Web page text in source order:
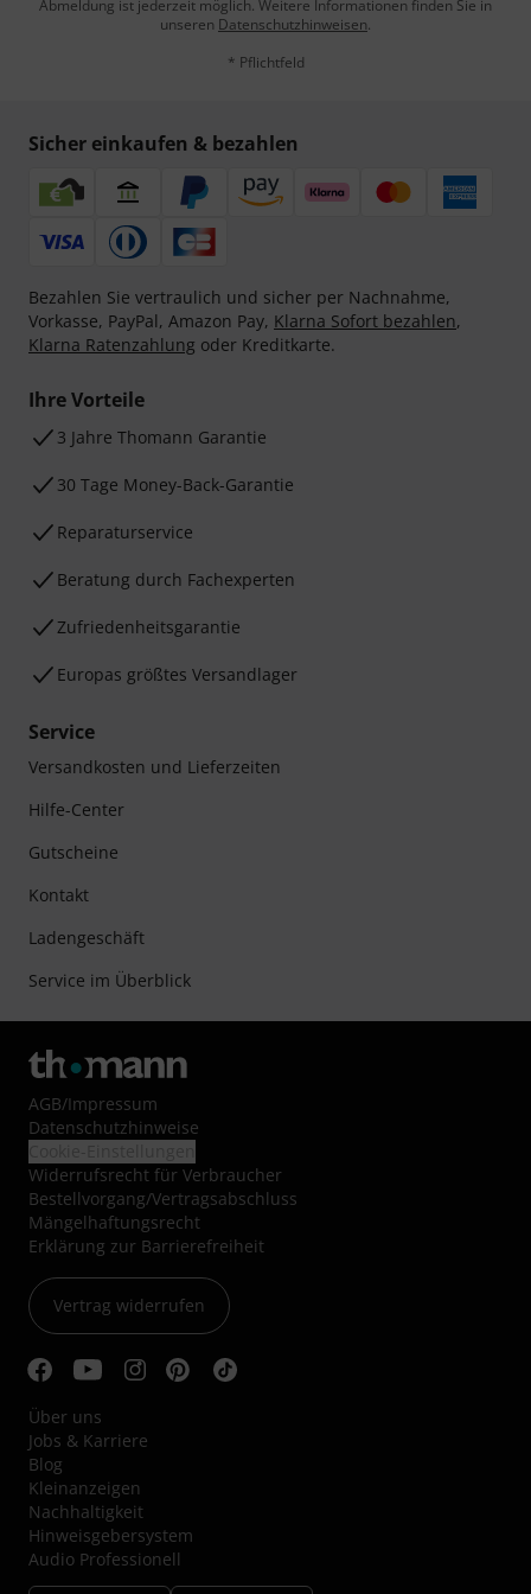
Abmeldung ist jederzeit möglich. Weitere Informationen finden Sie in
unseren Datenschutzhinweisen.
* Pflichtfeld
Sicher einkaufen & bezahlen
Bezahlen Sie vertraulich und sicher per Nachnahme,
Vorkasse, PayPal, Amazon Pay, Klarna Sofort bezahlen,
Klarna Ratenzahlung oder Kreditkarte.
Ihre Vorteile
3 Jahre Thomann Garantie
30 Tage Money-Back-Garantie
Reparaturservice
Beratung durch Fachexperten
Zufriedenheitsgarantie
Europas größtes Versandlager
Service
Versandkosten und Lieferzeiten
Hilfe-Center
Gutscheine
Kontakt
Ladengeschäft
Service im Überblick
AGB/Impressum
Datenschutzhinweise
Widerrufsrecht für Verbraucher
Bestellvorgang/Vertragsabschluss
Mängelhaftungsrecht
Erklärung zur Barrierefreiheit
Vertrag widerrufen
Über uns
Jobs & Karriere
Blog
Kleinanzeigen
Nachhaltigkeit
Hinweisgebersystem
Audio Professionell